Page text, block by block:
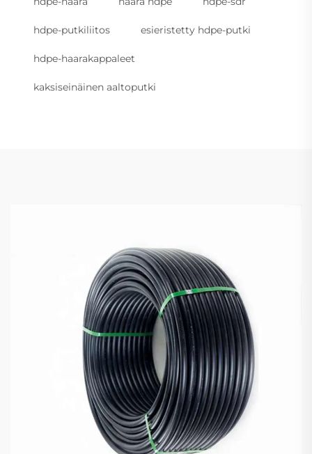
hdpe-putkiliitos esieristetty hdpe-putki
hdpe-haarakappaleet
kaksiseinäinen aaltoputki